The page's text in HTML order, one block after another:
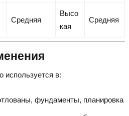
Средняя
Высо
кая
Средняя
используется в:
фундаменты, планировка